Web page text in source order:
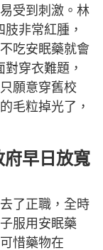
受到刺激。林
非常紅腫，
吃安眠藥就會
穿衣難題，
願意穿舊校
毛粒掉光了，
府早日放寬
了正職，全時
服用安眠藥
惜藥物在